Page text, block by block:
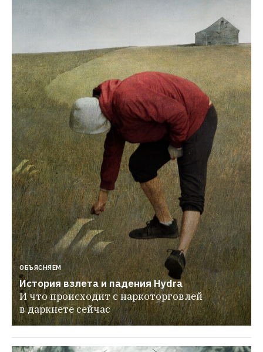
ОБЪЯСНЯЕМ
История взлета и падения Hydra
И что происходит с наркоторговлей
в даркнете сейчас